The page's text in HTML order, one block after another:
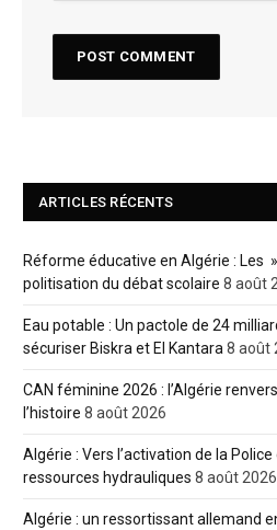
ARTICLES RÉCENTS
Réforme éducative en Algérie : Les
politisation du débat scolaire 8 août
Eau potable : Un pactole de 24
sécuriser Biskra et El Kantara 8 août
CAN féminine 2026 : l’Algérie
l’histoire 8 août 2026
Algérie : Vers l’activation de la
ressources hydrauliques 8 août 2026
Algérie : un ressortissant allemand